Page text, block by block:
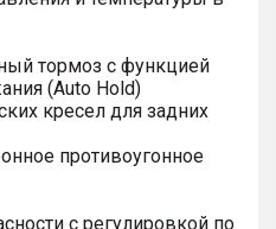
тормоз с функцией
(Auto Hold)
кресел для задних
противоугонное
с регулировкой по